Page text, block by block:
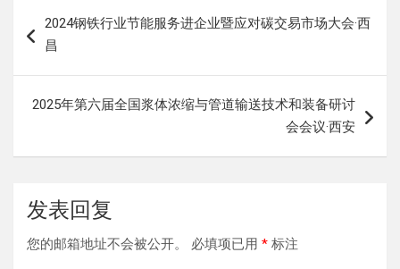
章
航
2024钢铁行业节能服务进企业暨应对碳交易市场大会·西
昌
2025年第六届全国浆体浓缩与管道输送技术和装备研讨
会会议·西安
发表回复
您的邮箱地址不会被公开。 必填项已用 * 标注